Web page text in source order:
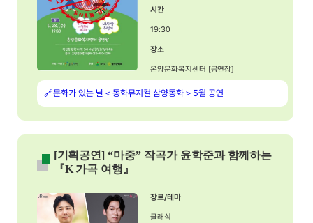
시간
19:30
장소
온양문화복지센터 [공연장]
🔗문화가 있는 날＜동화뮤지컬 삼양동화＞5월 공연
[기획공연] “마중” 작곡가 윤학준과 함께하는
『K 가곡 여행』
장르/테마
클래식